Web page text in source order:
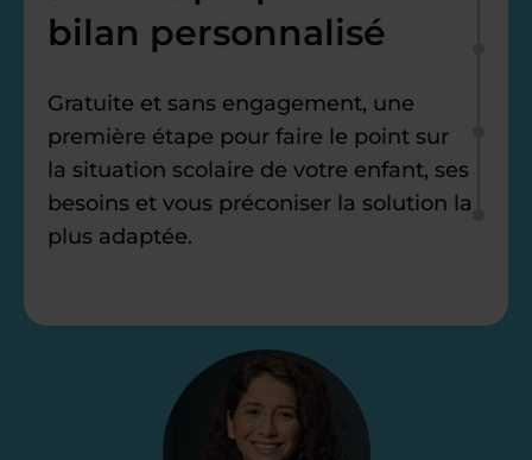
bilan personnalisé
Gratuite et sans engagement, une
première étape pour faire le point sur
la situation scolaire de votre enfant, ses
besoins et vous préconiser la solution la
plus adaptée.
Étape 2
Je vous envoie une